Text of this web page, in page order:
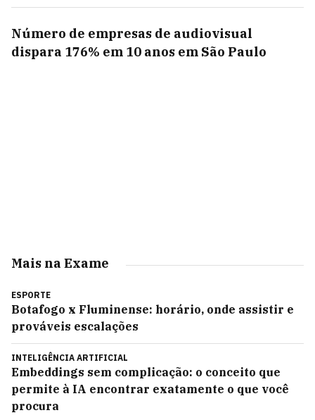
Número de empresas de audiovisual
dispara 176% em 10 anos em São Paulo
Mais na Exame
ESPORTE
Botafogo x Fluminense: horário, onde assistir e
prováveis escalações
INTELIGÊNCIA ARTIFICIAL
Embeddings sem complicação: o conceito que
permite à IA encontrar exatamente o que você
procura